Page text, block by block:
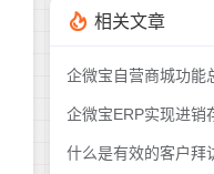
相关文章